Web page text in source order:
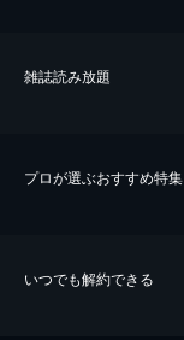
雑誌読み放題
プロが選ぶおすすめ特集
いつでも解約できる